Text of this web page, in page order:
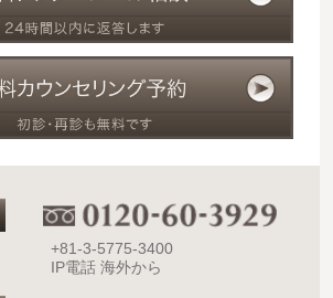
+81-3-5775-3400
IP電話 海外から